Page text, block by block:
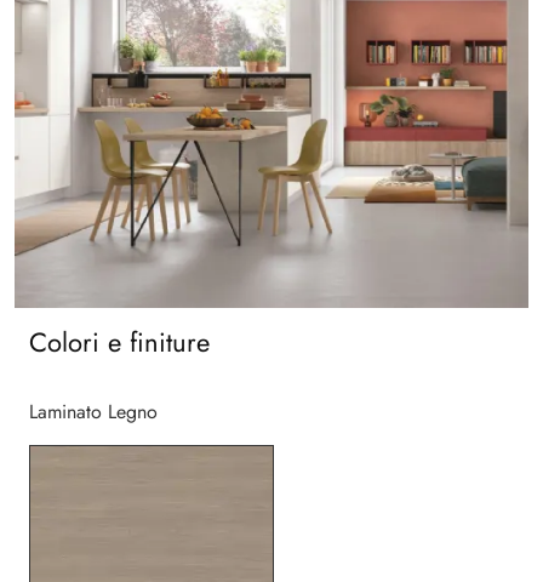
Colori e finiture
Laminato Legno